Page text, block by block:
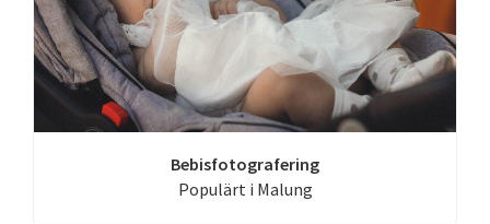
Bebisfotografering
Populärt i Malung